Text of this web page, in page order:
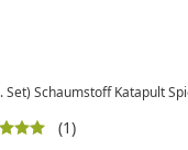
Set) Schaumstoff Katapult
(1)